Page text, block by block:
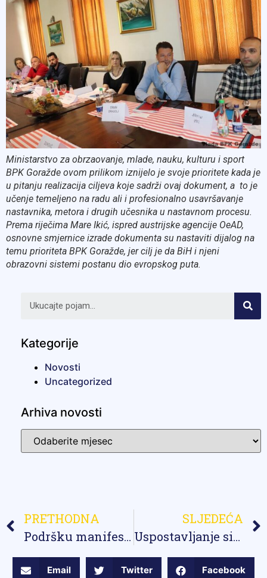
Ministarstvo za obrzaovanje, mlade, nauku, kulturu i sport
BPK Goražde ovom prilikom iznijelo je svoje prioritete kada je
u pitanju realizacija ciljeva koje sadrži ovaj dokument, a to je
učenje temeljeno na radu ali i profesionalno usavršavanje
nastavnika, metora i drugih učesnika u nastavnom procesu.
Prema riječima Mare Ikić, ispred austrijske agencije OeAD,
osnovne smjernice izrade dokumenta su nastaviti dijalog na
temu prioriteta BPK Goražde, jer cilj je da BiH i njeni
obrazovni sistemi postanu dio evropskog puta.
Kategorije
Novosti
Uncategorized
Arhiva novosti
PRETHODNA
Podršku manifestaciji koja ima za cilj podsticanje zdravih životnih navika mladih pružilo i resorno ministarstvo
SLJEDEĆA
Uspostavljanje sistema interne i eksterne evaluacije srednjih stručnih i tehničkih škola u Bosansko-podrinjskom kantonu Goražde
Email Twitter Facebook